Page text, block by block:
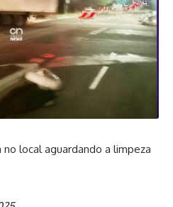
local aguardando a limpeza